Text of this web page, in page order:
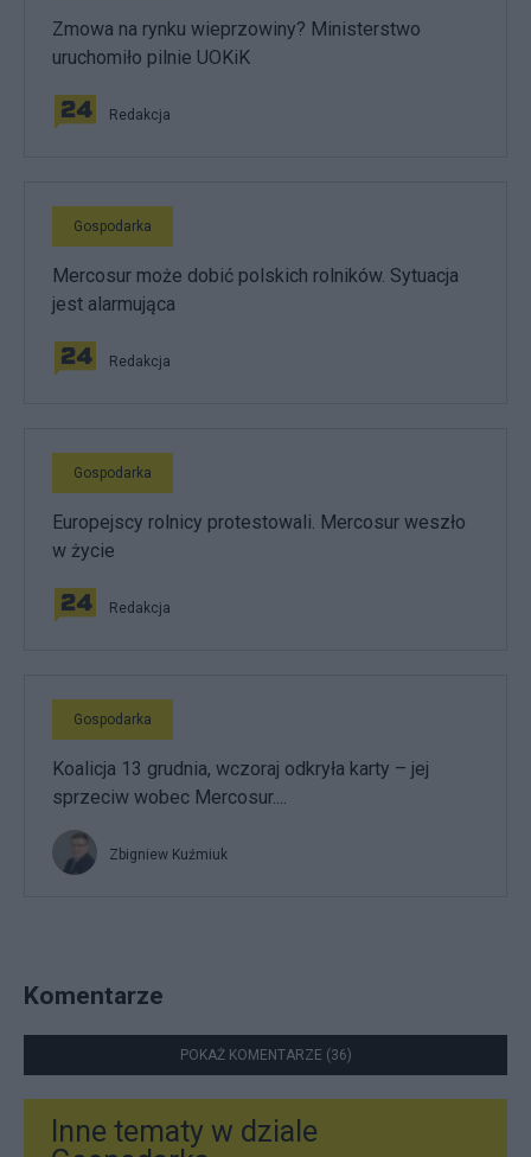
Zmowa na rynku wieprzowiny? Ministerstwo
uruchomiło pilnie UOKiK
Redakcja
Gospodarka
Mercosur może dobić polskich rolników. Sytuacja
jest alarmująca
Redakcja
Gospodarka
Europejscy rolnicy protestowali. Mercosur weszło
w życie
Redakcja
Gospodarka
Koalicja 13 grudnia, wczoraj odkryła karty – jej
sprzeciw wobec Mercosur....
Zbigniew Kuźmiuk
Komentarze
POKAŻ KOMENTARZE (36)
Inne tematy w dziale